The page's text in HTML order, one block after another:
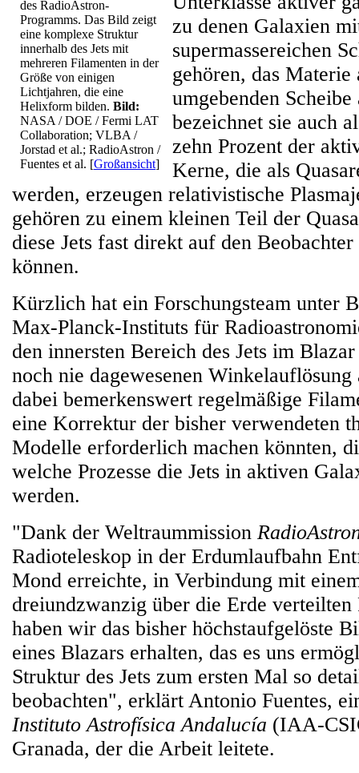
des RadioAstron-
Programms. Das Bild zeigt
eine komplexe Struktur
innerhalb des Jets mit
mehreren Filamenten in der
Größe von einigen
Lichtjahren, die eine
Helixform bilden. Bild:
NASA / DOE / Fermi LAT
Collaboration; VLBA /
Jorstad et al.; RadioAstron /
Fuentes et al. [Großansicht]
zu denen Galaxien
supermassereichen
gehören, das Materie
umgebenden
bezeichnet sie auch
zehn Prozent der
Kerne, die als
werden, erzeugen relativistische
gehören zu einem kleinen Teil der
diese Jets fast direkt auf den
können.
Kürzlich hat ein Forschungsteam unter
Max-Planck-Instituts für
den innersten Bereich des Jets im
noch nie dagewesenen Winkelauflösung
dabei bemerkenswert regelmäßige
eine Korrektur der bisher verwendeten
Modelle erforderlich machen könnten,
welche Prozesse die Jets in aktiven
werden.
"Dank der Weltraummission
Radioteleskop in der Erdumlaufbahn
Mond erreichte, in Verbindung mit
dreiundzwanzig über die Erde verteilten
haben wir das bisher höchstaufgelöste
eines Blazars erhalten, das es uns
Struktur des Jets zum ersten Mal so
beobachten", erklärt Antonio Fuentes,
Instituto Astrofísica Andalucía (IAA-
Granada, der die Arbeit leitete.